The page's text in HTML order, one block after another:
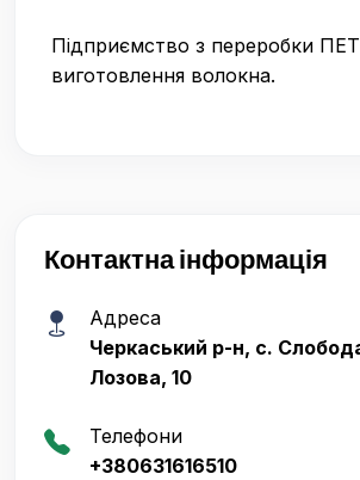
Підприємство з переробки
виготовлення волокна.
Контактна інформація
Адреса
Черкаський р-н, с.
Лозова, 10
Телефони
+380631616510